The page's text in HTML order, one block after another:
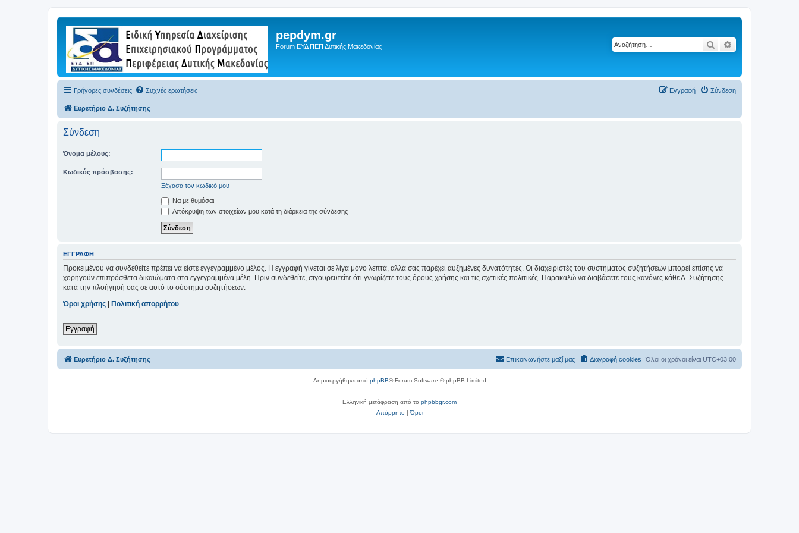
pepdym.gr
Forum ΕΥΔ ΠΕΠ Δυτικής Μακεδονίας Αναζήτηση
Γρήγορες συνδέσεις Συχνές ερωτήσεις Σύνδεση
Εγγραφή
Ευρετήριο Δ. Συζήτησης
Σύνδεση
Όνομα μέλους:
Κωδικός πρόσβασης:
Ξέχασα τον κωδικό μου
Να με θυμάσαι
Απόκρυψη των στοιχείων μου κατά τη διάρκεια της σύνδεσης
ΕΓΓΡΑΦΉ
Προκειμένου να συνδεθείτε πρέπει να είστε εγγεγραμμένο μέλος. Η εγγραφή γίνεται σε λίγα μόνο λεπτά, αλλά σας παρέχει αυξημένες δυνατότητες. Οι διαχειριστές του συστήματος συζητήσεων μπορεί επίσης να
χορηγούν επιπρόσθετα δικαιώματα στα εγγεγραμμένα μέλη. Πριν συνδεθείτε, σιγουρευτείτε ότι γνωρίζετε τους όρους χρήσης και τις σχετικές πολιτικές. Παρακαλώ να διαβάσετε τους κανόνες κάθε Δ. Συζήτησης
κατά την πλοήγησή σας σε αυτό το σύστημα συζητήσεων.
Όροι χρήσης | Πολιτική απορρήτου
Εγγραφή
Ευρετήριο Δ. Συζήτησης Όλοι οι χρόνοι είναι UTC+03:00
Διαγραφή cookies
Επικοινωνήστε μαζί μας
Δημιουργήθηκε από phpBB® Forum Software © phpBB Limited
Ελληνική μετάφραση από το phpbbgr.com
Απόρρητο|Όροι